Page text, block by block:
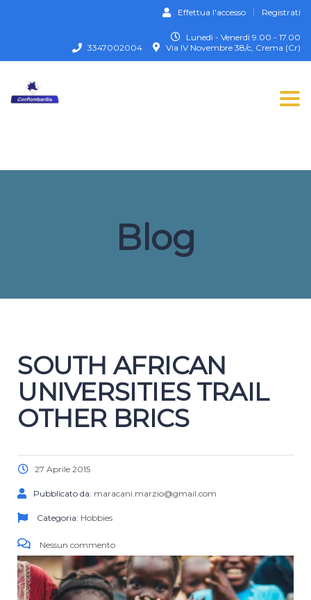
Effettua l'accesso Registrati
Lunedì - Venerdì 9.00 - 17.00
Via IV Novembre 38/c, Crema (Cr)
3347002004
Blog
SOUTH AFRICAN
UNIVERSITIES TRAIL
OTHER BRICS
27 Aprile 2015
Pubblicato da: maracani.marzio@gmail.com
Categoria: Hobbies
Nessun commento